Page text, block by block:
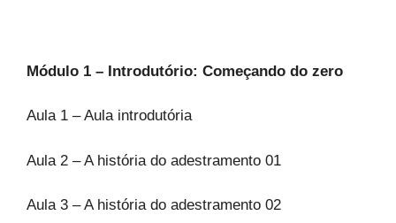
Módulo 1 – Introdutório: Começando do zero
Aula 1 – Aula introdutória
Aula 2 – A história do adestramento 01
Aula 3 – A história do adestramento 02